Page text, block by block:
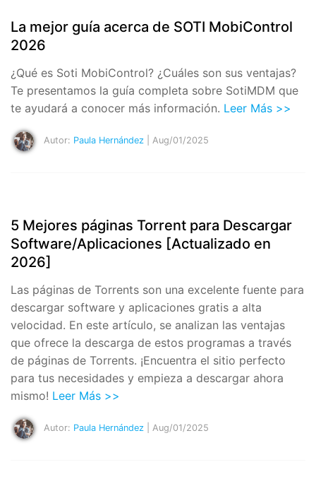
La mejor guía acerca de SOTI MobiControl
2026
¿Qué es Soti MobiControl? ¿Cuáles son sus ventajas?
Te presentamos la guía completa sobre SotiMDM que
te ayudará a conocer más información. Leer Más >>
Autor: Paula Hernández | Aug/01/2025
5 Mejores páginas Torrent para Descargar
Software/Aplicaciones [Actualizado en
2026]
Las páginas de Torrents son una excelente fuente para
descargar software y aplicaciones gratis a alta
velocidad. En este artículo, se analizan las ventajas
que ofrece la descarga de estos programas a través
de páginas de Torrents. ¡Encuentra el sitio perfecto
para tus necesidades y empieza a descargar ahora
mismo! Leer Más >>
Autor: Paula Hernández | Aug/01/2025